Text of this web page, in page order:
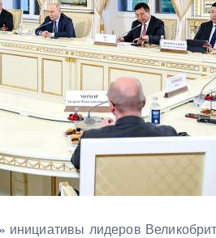
инициативы лидеров